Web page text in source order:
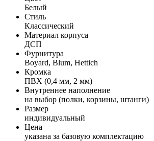
Белый
Стиль
Классический
Материал корпуса
ДСП
Фурнитура
Boyard, Blum, Hettich
Кромка
ПВХ (0,4 мм, 2 мм)
Внутреннее наполнение
на выбор (полки, корзины, штанги)
Размер
индивидуальный
Цена
указана за базовую комплектацию